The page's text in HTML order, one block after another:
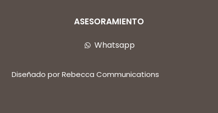
ASESORAMIENTO
Whatsapp
Diseñado por Rebecca Communications